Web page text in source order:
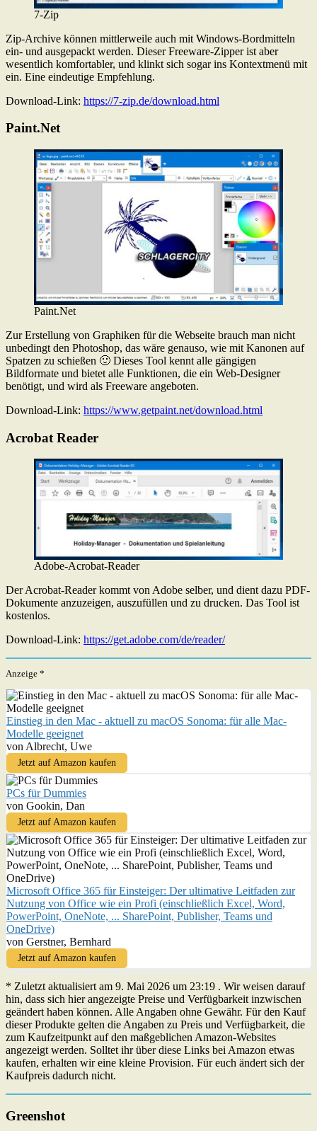
7-Zip
Zip-Archive können mittlerweile auch mit Windows-Bordmitteln
ein- und ausgepackt werden. Dieser Freeware-Zipper ist aber
wesentlich komfortabler, und klinkt sich sogar ins Kontextmenü mit
ein. Eine eindeutige Empfehlung.
Download-Link: https://7-zip.de/download.html
Paint.Net
Paint.Net
Zur Erstellung von Graphiken für die Webseite brauch man nicht
unbedingt den Photoshop, das wäre genauso, wie mit Kanonen auf
Spatzen zu schießen 🙂 Dieses Tool kennt alle gängigen
Bildformate und bietet alle Funktionen, die ein Web-Designer
benötigt, und wird als Freeware angeboten.
Download-Link: https://www.getpaint.net/download.html
Acrobat Reader
Adobe-Acrobat-Reader
Der Acrobat-Reader kommt von Adobe selber, und dient dazu PDF-
Dokumente anzuzeigen, auszufüllen und zu drucken. Das Tool ist
kostenlos.
Download-Link: https://get.adobe.com/de/reader/
Anzeige *
Einstieg in den Mac - aktuell zu macOS Sonoma: für alle Mac-
Modelle geeignet
von Albrecht, Uwe
Jetzt auf Amazon kaufen
PCs für Dummies
von Gookin, Dan
Jetzt auf Amazon kaufen
Microsoft Office 365 für Einsteiger: Der ultimative Leitfaden zur
Nutzung von Office wie ein Profi (einschließlich Excel, Word,
PowerPoint, OneNote, ... SharePoint, Publisher, Teams und
OneDrive)
von Gerstner, Bernhard
Jetzt auf Amazon kaufen
* Zuletzt aktualisiert am 9. Mai 2026 um 23:19 . Wir weisen darauf
hin, dass sich hier angezeigte Preise und Verfügbarkeit inzwischen
geändert haben können. Alle Angaben ohne Gewähr. Für den Kauf
dieser Produkte gelten die Angaben zu Preis und Verfügbarkeit, die
zum Kaufzeitpunkt auf den maßgeblichen Amazon-Websites
angezeigt werden. Solltet ihr über diese Links bei Amazon etwas
kaufen, erhalten wir eine kleine Provision. Für euch ändert sich der
Kaufpreis dadurch nicht.
Greenshot